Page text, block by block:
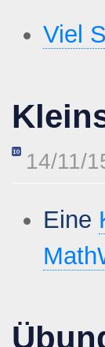
Viel
14/11/
Eine